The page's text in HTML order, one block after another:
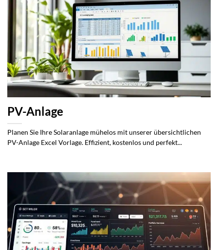
PV-Anlage
Planen Sie Ihre Solaranlage mühelos mit unserer übersichtlichen
PV-Anlage Excel Vorlage. Effizient, kostenlos und perfekt...